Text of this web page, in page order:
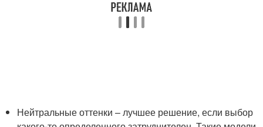
Нейтральные оттенки – лучшее решение, если выбор